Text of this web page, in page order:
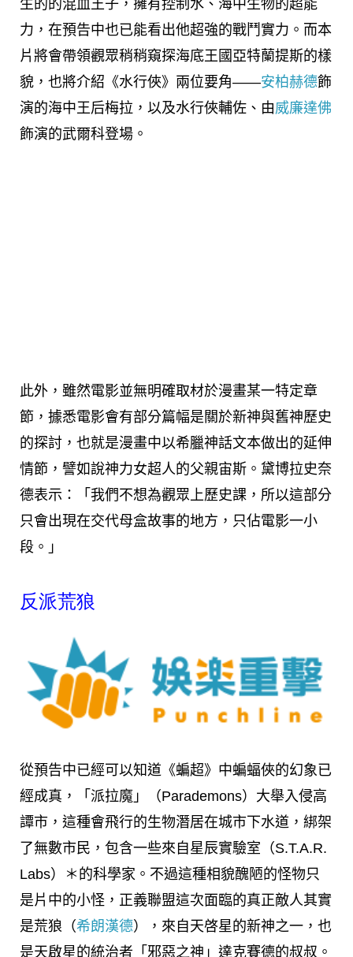
生的的混血王子，擁有控制水、海中生物的超能
力，在預告中也已能看出他超強的戰鬥實力。而本
片將會帶領觀眾稍稍窺探海底王國亞特蘭提斯的樣
貌，也將介紹《水行俠》兩位要角——安柏赫德飾
演的海中王后梅拉，以及水行俠輔佐、由威廉達佛
飾演的武爾科登場。
此外，雖然電影並無明確取材於漫畫某一特定章
節，據悉電影會有部分篇幅是關於新神與舊神歷史
的探討，也就是漫畫中以希臘神話文本做出的延伸
情節，譬如說神力女超人的父親宙斯。黛博拉史奈
德表示：「我們不想為觀眾上歷史課，所以這部分
只會出現在交代母盒故事的地方，只佔電影一小
段。」
反派荒狼
從預告中已經可以知道《蝙超》中蝙蝠俠的幻象已
經成真，「派拉魔」（Parademons）大舉入侵高
譚市，這種會飛行的生物潛居在城市下水道，綁架
了無數市民，包含一些來自星辰實驗室（S.T.A.R.
Labs）＊的科學家。不過這種相貌醜陋的怪物只
是片中的小怪，正義聯盟這次面臨的真正敵人其實
是荒狼（希朗漢德），來自天啓星的新神之一，也
是天啟星的統治者「邪惡之神」達克賽德的叔叔。